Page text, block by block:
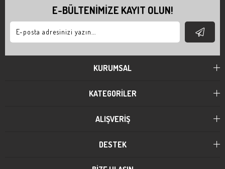
E-BÜLTENİMİZE KAYIT OLUN!
KURUMSAL
KATEGORİLER
ALIŞVERİŞ
DESTEK